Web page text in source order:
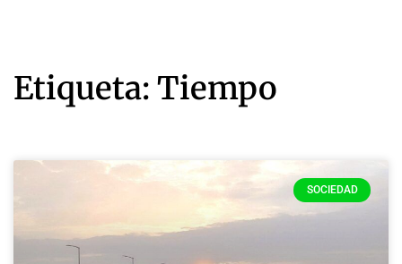
Etiqueta: Tiempo
SOCIEDAD